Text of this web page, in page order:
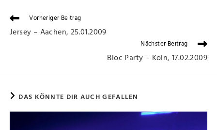
Vorheriger Beitrag
Jersey – Aachen, 25.01.2009
Nächster Beitrag
Bloc Party – Köln, 17.02.2009
DAS KÖNNTE DIR AUCH GEFALLEN